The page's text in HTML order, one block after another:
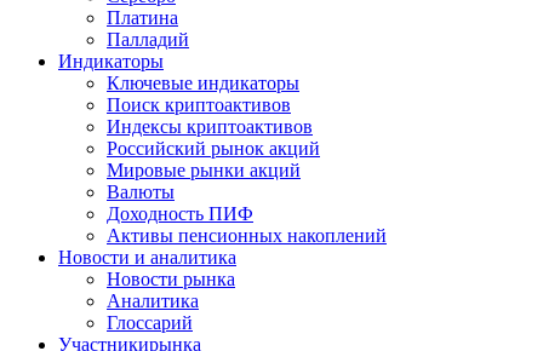
Платина
Палладий
Индикаторы
Ключевые индикаторы
Поиск криптоактивов
Индексы криптоактивов
Российский рынок акций
Мировые рынки акций
Валюты
Доходность ПИФ
Активы пенсионных накоплений
Новости и аналитика
Новости рынка
Аналитика
Глоссарий
Участникирынка